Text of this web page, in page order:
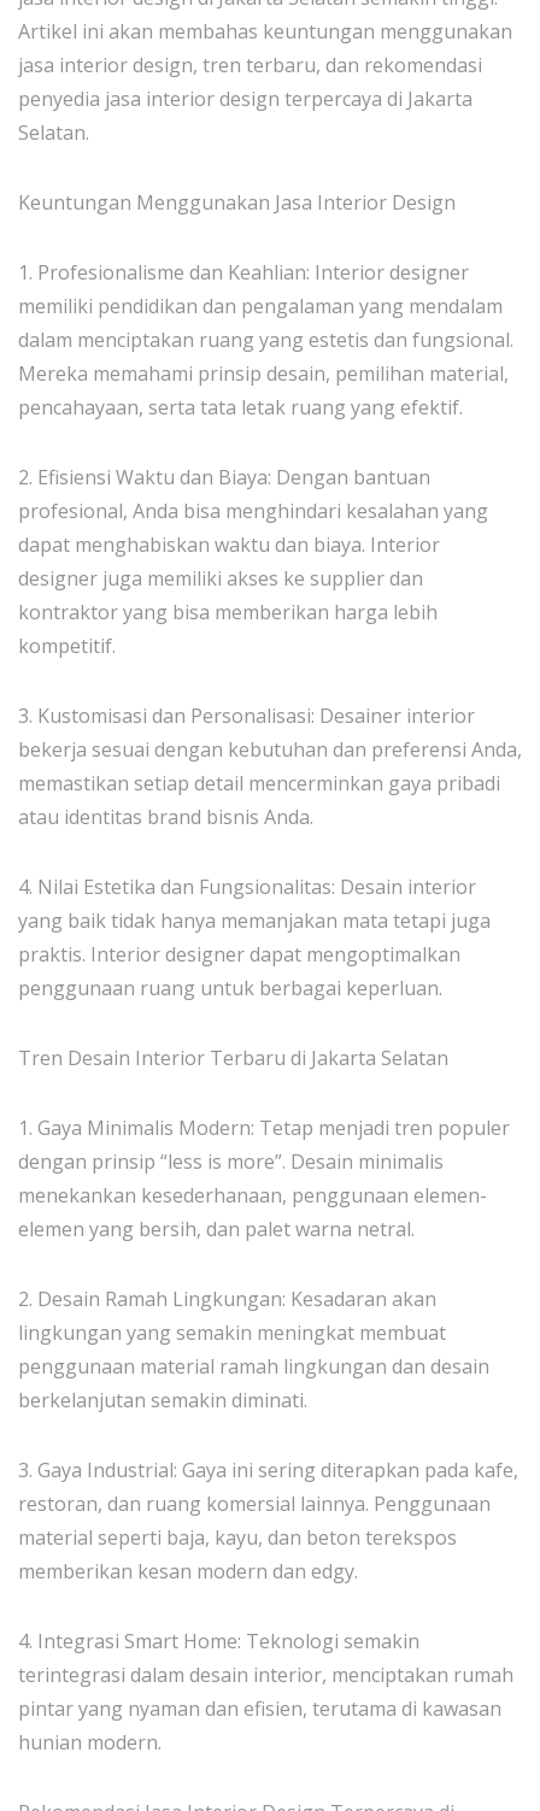
Artikel ini akan membahas keuntungan menggunakan
jasa interior design, tren terbaru, dan rekomendasi
penyedia jasa interior design terpercaya di Jakarta
Selatan.
Keuntungan Menggunakan Jasa Interior Design
1. Profesionalisme dan Keahlian: Interior designer
memiliki pendidikan dan pengalaman yang mendalam
dalam menciptakan ruang yang estetis dan fungsional.
Mereka memahami prinsip desain, pemilihan material,
pencahayaan, serta tata letak ruang yang efektif.
2. Efisiensi Waktu dan Biaya: Dengan bantuan
profesional, Anda bisa menghindari kesalahan yang
dapat menghabiskan waktu dan biaya. Interior
designer juga memiliki akses ke supplier dan
kontraktor yang bisa memberikan harga lebih
kompetitif.
3. Kustomisasi dan Personalisasi: Desainer interior
bekerja sesuai dengan kebutuhan dan preferensi Anda,
memastikan setiap detail mencerminkan gaya pribadi
atau identitas brand bisnis Anda.
4. Nilai Estetika dan Fungsionalitas: Desain interior
yang baik tidak hanya memanjakan mata tetapi juga
praktis. Interior designer dapat mengoptimalkan
penggunaan ruang untuk berbagai keperluan.
Tren Desain Interior Terbaru di Jakarta Selatan
1. Gaya Minimalis Modern: Tetap menjadi tren populer
dengan prinsip “less is more”. Desain minimalis
menekankan kesederhanaan, penggunaan elemen-
elemen yang bersih, dan palet warna netral.
2. Desain Ramah Lingkungan: Kesadaran akan
lingkungan yang semakin meningkat membuat
penggunaan material ramah lingkungan dan desain
berkelanjutan semakin diminati.
3. Gaya Industrial: Gaya ini sering diterapkan pada kafe,
restoran, dan ruang komersial lainnya. Penggunaan
material seperti baja, kayu, dan beton terekspos
memberikan kesan modern dan edgy.
4. Integrasi Smart Home: Teknologi semakin
terintegrasi dalam desain interior, menciptakan rumah
pintar yang nyaman dan efisien, terutama di kawasan
hunian modern.